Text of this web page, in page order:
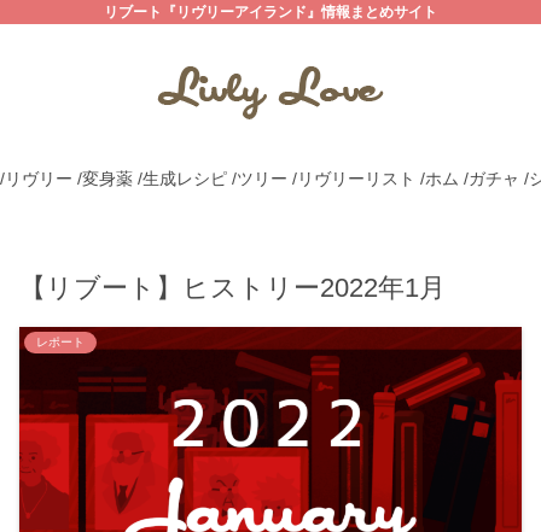
リブート『リヴリーアイランド』情報まとめサイト
/リヴリー /変身薬 /生成レシピ /ツリー /リヴリーリスト /ホム /ガチャ /
【リブート】ヒストリー2022年1月
レポート